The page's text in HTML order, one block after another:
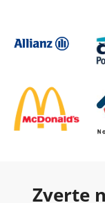
Zverte